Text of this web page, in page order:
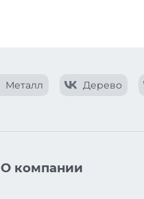
Металл Дерево
О компании